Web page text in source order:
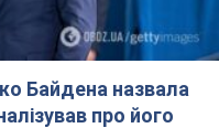
Байдена назвала
про його